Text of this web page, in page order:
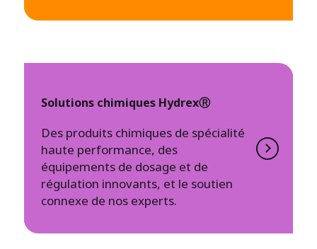
Solutions chimiques HydrexⓇ
Des produits chimiques de spécialité
haute performance, des
équipements de dosage et de
régulation innovants, et le soutien
connexe de nos experts.